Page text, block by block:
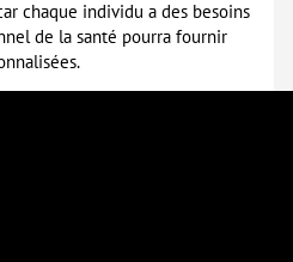
chaque individu a des besoins
de la santé pourra fournir